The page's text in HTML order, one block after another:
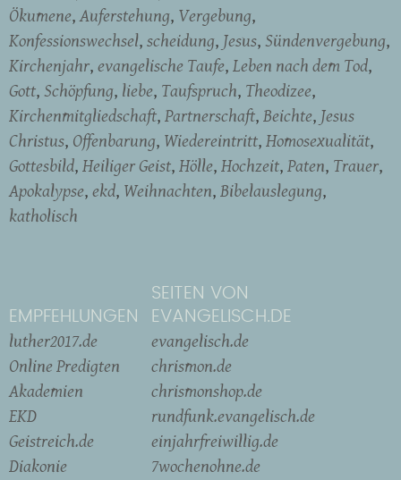
Ökumene Auferstehung Vergebung
Konfessionswechsel scheidung Jesus Sündenvergebung
Kirchenjahr evangelische Taufe Leben nach dem Tod
Gott Schöpfung liebe Taufspruch Theodizee
Kirchenmitgliedschaft Partnerschaft Beichte Jesus
Christus Offenbarung Wiedereintritt Homosexualität
Gottesbild Heiliger Geist Hölle Hochzeit Paten Trauer
Apokalypse ekd Weihnachten Bibelauslegung
katholisch
EMPFEHLUNGEN
luther2017.de
Online Predigten
Akademien
EKD
Geistreich.de
Diakonie
SEITEN VON
EVANGELISCH.DE
evangelisch.de
chrismon.de
chrismonshop.de
rundfunk.evangelisch.de
einjahrfreiwillig.de
7wochenohne.de